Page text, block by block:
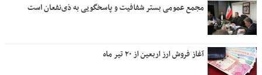
مجمع عمومی بستر شفافیت و پاسخگویی به ذی‌نفعان است
آغاز فروش ارز اربعین از ۲۰ تیر ماه